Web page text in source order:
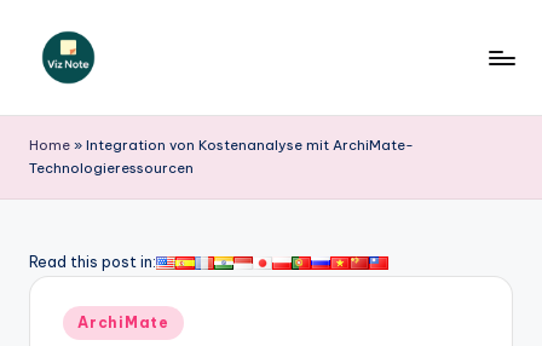
iz
N
t
Home » Integration von Kostenanalyse mit ArchiMate-
Technologieressourcen
Read this post in:
Posted
in
ArchiMate